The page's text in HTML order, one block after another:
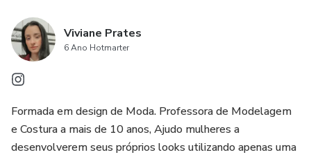
Viviane Prates
6 Ano Hotmarter
Formada em design de Moda. Professora de Modelagem
e Costura a mais de 10 anos, Ajudo mulheres a
desenvolverem seus próprios looks utilizando apenas uma